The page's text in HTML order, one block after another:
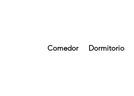
Comedor Dormitorio